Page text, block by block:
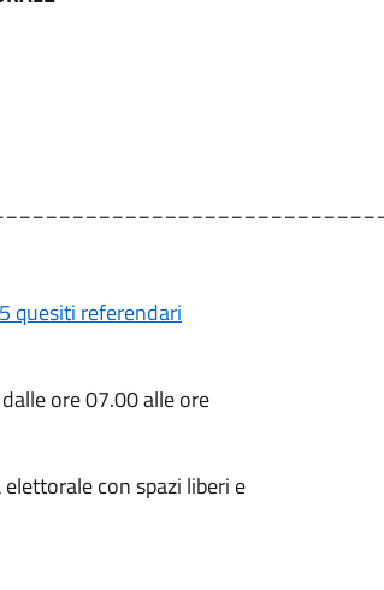
5 quesiti referendari
ore 07.00 alle ore
con spazi liberi e